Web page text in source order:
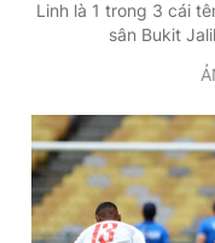
Linh là 1 trong 3 cái
sân Bukit